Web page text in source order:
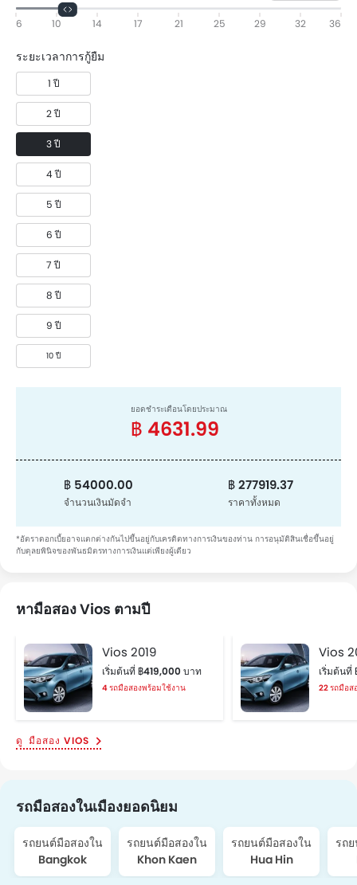
6 10 14 17 21 25 29 32 36
ระยะเวลาการกู้ยืม
1 ปี
2 ปี
3 ปี
4 ปี
5 ปี
6 ปี
7 ปี
8 ปี
9 ปี
10 ปี
ยอดชำระเดือนโดยประมาณ
฿ 4631.99
฿ 54000.00
จำนวนเงินมัดจำ
฿ 277919.37
ราคาทั้งหมด
*อัตราดอกเบี้ยอาจแตกต่างกันไปขึ้นอยู่กับเครดิตทางการเงินของท่าน การอนุมัติสินเชื่อขึ้นอยู่
กับดุลยพินิจของพันธมิตรทางการเงินแต่เพียงผู้เดียว
หามือสอง Vios ตามปี
Vios 2019
เริ่มต้นที่ ฿419,000 บาท
4 รถมือสองพร้อมใช้งาน
Vios
เริ่มต้น
22 รถมือส
มือสอง VIOS
รถมือสองในเมืองยอดนิยม
รถยนต์มือสองใน
Bangkok
รถยนต์มือสองใน
Khon Kaen
รถยนต์มือสองใน
Hua Hin
รถ